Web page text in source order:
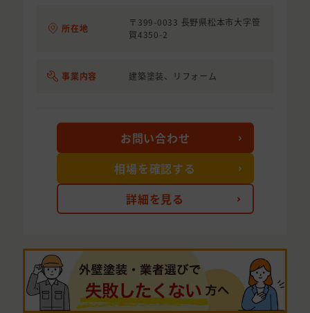
所在地
〒399-0033 長野県松本市大字笹
賀4350-2
事業内容 建築塗装、リフォーム
詳細を見る
お問い合わせ
相場を確認する